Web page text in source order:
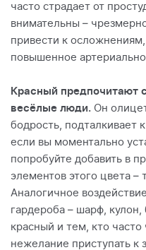
часто страдает от
внимательны –
привести к
повышенное
Красный предпочитают
весёлые люди. Он
бодрость, подталкивает
если вы моментально
попробуйте добавить в
элементов этого цвета –
Аналогичное
гардероба – шарф,
красный и тем, кто часто
нежелание приступать к